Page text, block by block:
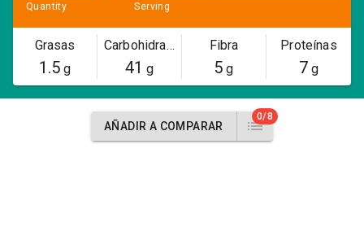
Quantity Serving
Grasas
1.5g
Carbohidratos
41 g
Fibra
5 g
Proteínas
7g
AÑADIR A COMPARAR
0/8